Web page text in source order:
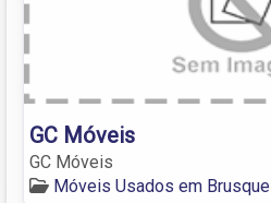
GC Móveis
GC Móveis
Móveis Usados em Brusque